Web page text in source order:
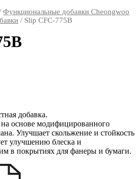
Функциональные добавки Cheongwoo
/ Slip CFC-775B
добавка.
основе модифицированного
Улучшает скольжение и стойкость
улучшению блеска и
в покрытиях для фанеры и бумаги.